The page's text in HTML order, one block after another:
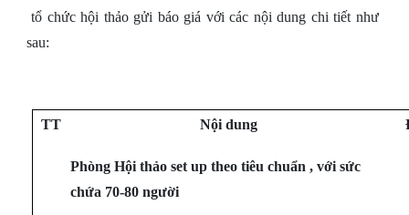
tổ chức hội thảo gửi báo giá với các nội dung chi tiết như
sau:
TT Nội dung
Phòng Hội thảo set up theo tiêu chuẩn , với sức
chứa 70-80 người